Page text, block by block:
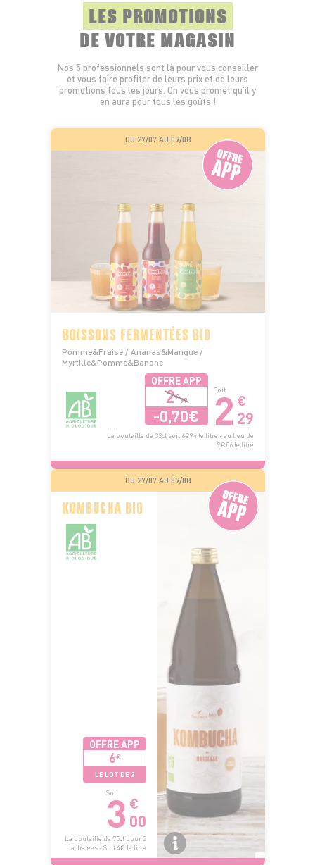
LES PROMOTIONS
DE VOTRE MAGASIN
Nos 5 professionnels sont là pour vous conseiller
et vous faire profiter de leurs prix et de leurs
promotions tous les jours. On vous promet qu’il y
en aura pour tous les goûts !
DU 27/07 AU 09/08
BOISSONS FERMENTÉES BIO
Pomme&Fraise / Ananas&Mangue /
Myrtille&Pomme&Banane
OFFRE APP
2€99
-0,70€
Soit
2 €
29
La bouteille de 33cl soit 6€94 le litre - au lieu de
9€06 le litre
DU 27/07 AU 09/08
KOMBUCHA BIO
OFFRE APP
6€
LE LOT DE 2
Soit
3 €
00
La bouteille de 75cl pour 2
achetées - Soit 4€ le litre